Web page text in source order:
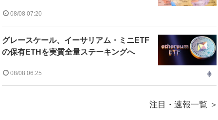
08/08 07:20
グレースケール、イーサリアム・ミニETF
の保有ETHを実質全量ステーキングへ
08/08 06:25
注目・速報一覧